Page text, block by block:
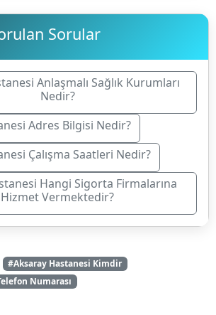
Sorular
Anlaşmalı Sağlık Kurumları
Nedir?
Adres Bilgisi Nedir?
Çalışma Saatleri Nedir?
Hangi Sigorta Firmalarına
Hizmet Vermektedir?
#Aksaray Hastanesi Kimdir
Numarası